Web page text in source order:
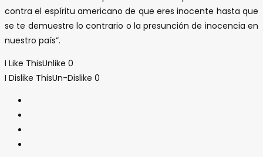
contra el espíritu americano de que eres inocente hasta que
se te demuestre lo contrario o la presunción de inocencia en
nuestro país”.
I Like ThisUnlike 0
I Dislike ThisUn-Dislike 0